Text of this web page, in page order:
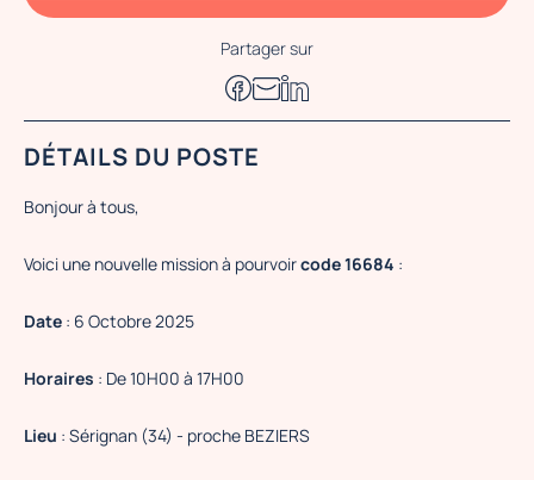
Partager sur
DÉTAILS DU POSTE
Bonjour à tous,
Voici une nouvelle mission à pourvoircode 16684 :
Date : 6 Octobre 2025
Horaires : De 10H00 à 17H00
Lieu : Sérignan (34) - proche BEZIERS